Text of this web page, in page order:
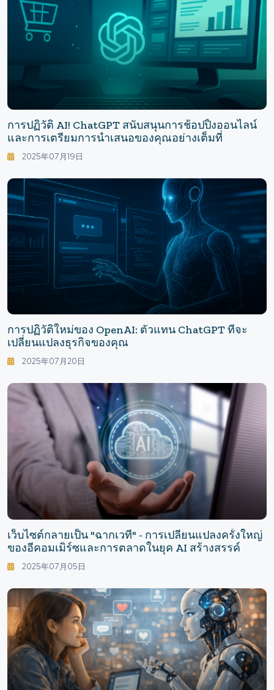
การปฏิวัติ AI! ChatGPT สนับสนุนการช้อปปิ้งออนไลน์
และการเตรียมการนำเสนอของคุณอย่างเต็มที่
2025年07月19日
การปฏิวัติใหม่ของ OpenAI: ตัวแทน ChatGPT ที่จะ
เปลี่ยนแปลงธุรกิจของคุณ
2025年07月20日
เว็บไซต์กลายเป็น "ฉากเวที" - การเปลี่ยนแปลงครั้งใหญ่
ของอีคอมเมิร์ซและการตลาดในยุค AI สร้างสรรค์
2025年07月05日